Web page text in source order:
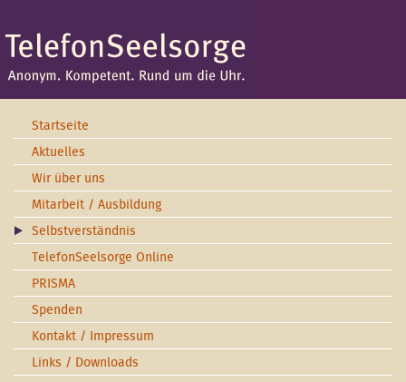
Startseite
Aktuelles
Wir über uns
Mitarbeit / Ausbildung
Selbstverständnis
TelefonSeelsorge Online
PRISMA
Spenden
Kontakt / Impressum
Links / Downloads